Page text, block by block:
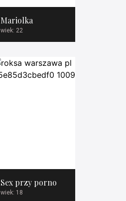
Mariolka
wiek: 22
Sex przy porno
wiek: 18